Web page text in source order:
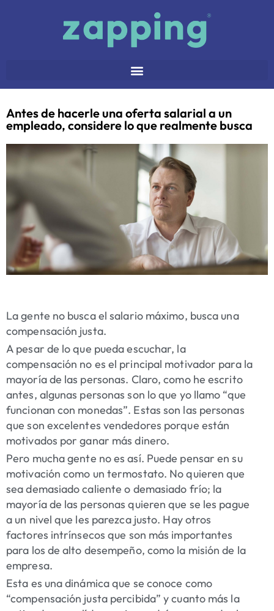
Antes de hacerle una oferta salarial a un
empleado, considere lo que realmente busca
La gente no busca el salario máximo, busca una
compensación justa.
A pesar de lo que pueda escuchar, la
compensación no es el principal motivador para la
mayoría de las personas. Claro, como he escrito
antes, algunas personas son lo que yo llamo “que
funcionan con monedas”. Estas son las personas
que son excelentes vendedores porque están
motivados por ganar más dinero.
Pero mucha gente no es así. Puede pensar en su
motivación como un termostato. No quieren que
sea demasiado caliente o demasiado frío; la
mayoría de las personas quieren que se les pague
a un nivel que les parezca justo. Hay otros
factores intrínsecos que son más importantes
para los de alto desempeño, como la misión de la
empresa.
Esta es una dinámica que se conoce como
“compensación justa percibida” y cuanto más la